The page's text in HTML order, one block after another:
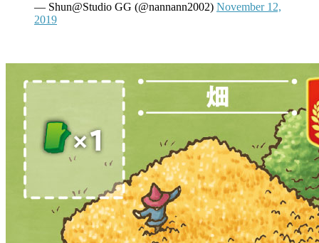
— Shun@Studio GG (@nannann2002) November 12,
2019